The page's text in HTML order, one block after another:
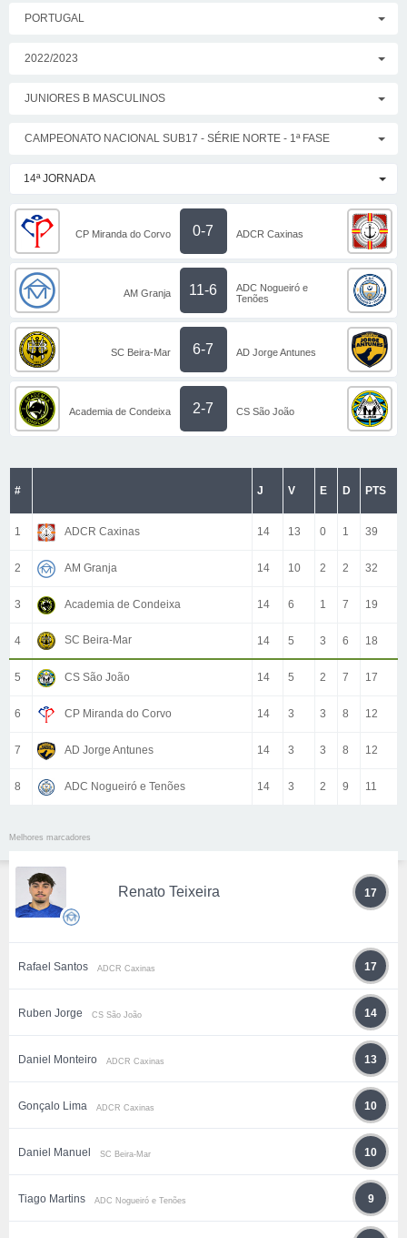
PORTUGAL
2022/2023
JUNIORES B MASCULINOS
CAMPEONATO NACIONAL SUB17 - SÉRIE NORTE - 1ª FASE
14ª JORNADA
CP Miranda do Corvo 0-7 ADCR Caxinas
AM Granja 11-6
ADC Nogueiró e
Tenões
SC Beira-Mar 6-7 AD Jorge Antunes
Academia de Condeixa 2-7 CS São João
# J V E D PTS
1 ADCR Caxinas 14 13 0 1 39
2 AM Granja 14 10 2 2 32
3 Academia de Condeixa 14 6 1 7 19
4 SC Beira-Mar 14 5 3 6 18
5 CS São João 14 5 2 7 17
6 CP Miranda do Corvo 14 3 3 8 12
7 AD Jorge Antunes 14 3 3 8 12
8 ADC Nogueiró e Tenões 14 3 2 9 11
Melhores marcadores
Renato Teixeira 17
Rafael Santos ADCR Caxinas 17
Ruben Jorge CS São João 14
Daniel Monteiro ADCR Caxinas 13
Gonçalo Lima ADCR Caxinas 10
Daniel Manuel SC Beira-Mar 10
Tiago Martins ADC Nogueiró e Tenões 9